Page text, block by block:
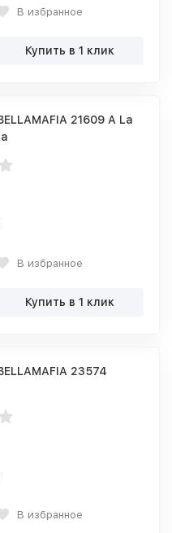
В избранное
Купить в 1 клик
21609 A La
В избранное
Купить в 1 клик
23574
В избранное